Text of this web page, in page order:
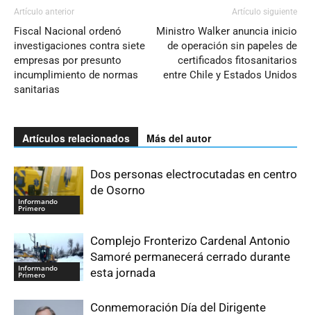
Artículo anterior
Fiscal Nacional ordenó
investigaciones contra siete
empresas por presunto
incumplimiento de normas
sanitarias
Artículo siguiente
Ministro Walker anuncia inicio
de operación sin papeles de
certificados fitosanitarios
entre Chile y Estados Unidos
Artículos relacionados Más del autor
Informando
Primero
Dos personas electrocutadas en centro
de Osorno
Informando
Primero
Complejo Fronterizo Cardenal Antonio
Samoré permanecerá cerrado durante
esta jornada
Conmemoración Día del Dirigente